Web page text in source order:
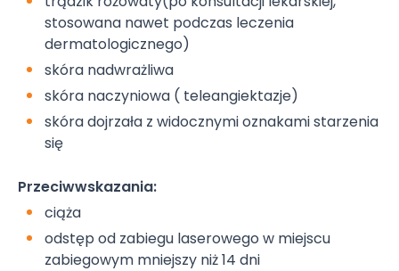
stosowana nawet podczas leczenia
dermatologicznego)
skóra nadwrażliwa
skóra naczyniowa ( teleangiektazje)
skóra dojrzała z widocznymi oznakami starzenia
się
Przeciwwskazania:
ciąża
odstęp od zabiegu laserowego w miejscu
zabiegowym mniejszy niż 14 dni